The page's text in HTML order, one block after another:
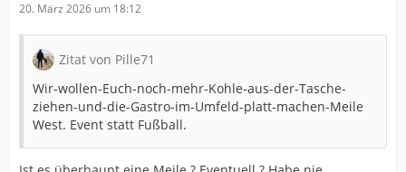
20. März 2026 um 18:12
Zitat von Pille71
Wir-wollen-Euch-noch-mehr-Kohle-aus-der-Tasche-
ziehen-und-die-Gastro-im-Umfeld-platt-machen-Meile
West. Event statt Fußball.